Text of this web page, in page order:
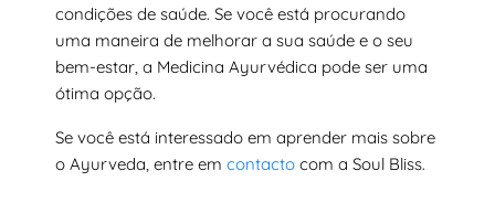
condições de saúde. Se você está procurando
uma maneira de melhorar a sua saúde e o seu
bem-estar, a Medicina Ayurvédica pode ser uma
ótima opção.
Se você está interessado em aprender mais sobre
o Ayurveda, entre em contacto com a Soul Bliss.